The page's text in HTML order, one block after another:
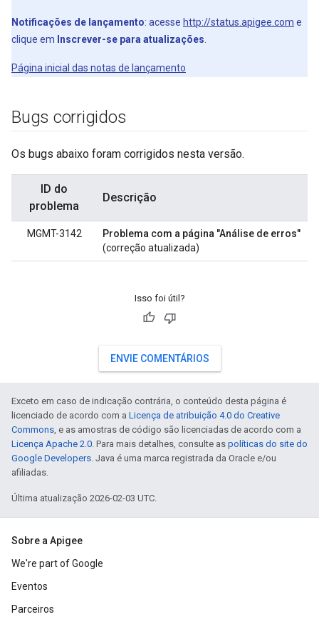
Notificações de lançamento: acesse http://status.apigee.com e
clique em Inscrever-se para atualizações
Página inicial das notas de lançamento
Bugs corrigidos
Os bugs abaixo foram corrigidos nesta versão.
ID do
problema
Descrição
MGMT-3142
Problema com a página "Análise de erros"
(correção atualizada)
Isso foi útil?
ENVIE COMENTÁRIOS
Exceto em caso de indicação contrária, o conteúdo desta página é
licenciado de acordo com a Licença de atribuição 4.0 do Creative
Commons, e as amostras de código são licenciadas de acordo com a
Licença Apache 2.0. Para mais detalhes, consulte as políticas do site do
Google Developers. Java é uma marca registrada da Oracle e/ou
afiliadas.
Última atualização 2026-02-03 UTC.
Sobre a Apigee
We're part of Google
Eventos
Parceiros